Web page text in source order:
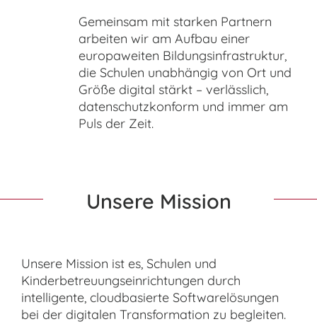
Gemeinsam mit starken Partnern
arbeiten wir am Aufbau einer
europaweiten Bildungsinfrastruktur,
die Schulen unabhängig von Ort und
Größe digital stärkt – verlässlich,
datenschutzkonform und immer am
Puls der Zeit.
Unsere Mission
Unsere Mission ist es, Schulen und
Kinderbetreuungseinrichtungen durch
intelligente, cloudbasierte Softwarelösungen
bei der digitalen Transformation zu begleiten.